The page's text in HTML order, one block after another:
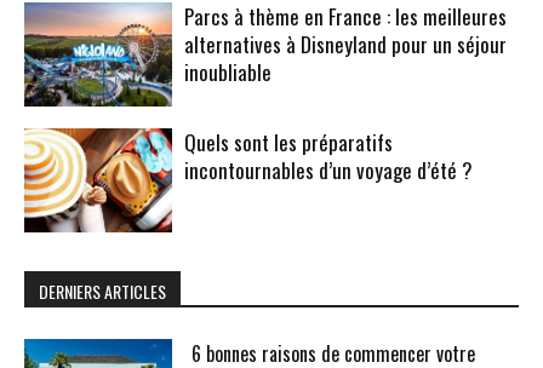
Parcs à thème en France : les meilleures
alternatives à Disneyland pour un séjour
inoubliable
Quels sont les préparatifs
incontournables d’un voyage d’été ?
DERNIERS ARTICLES
6 bonnes raisons de commencer votre